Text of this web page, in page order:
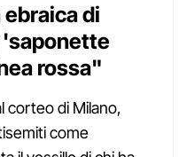
di
rossa"
corteo di Milano,
come